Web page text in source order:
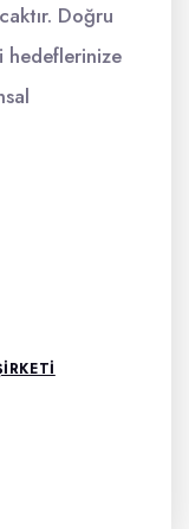
Doğru
hedeflerinize